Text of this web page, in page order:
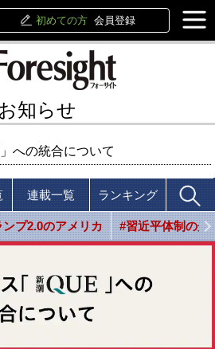
初めての方 会員登録
お知らせ
への統合について
連載一覧 ランキング
ンプ2.0のアメリカ #習近平体制の光